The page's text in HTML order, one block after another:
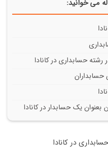
می خوانید:
حسابداری در کانادا
حسابداران
بعنوان یک حسابدار در کانادا
در کانادا